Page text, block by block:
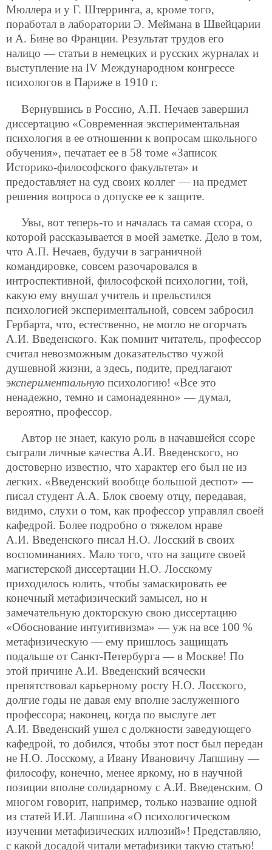
Мюллера и у Г. Штерринга, а, кроме того,
поработал в лаборатории Э. Меймана в Швейцарии
и А. Бине во Франции. Результат трудов его
налицо — статьи в немецких и русских журналах и
выступление на IV Международном конгрессе
психологов в Париже в 1910 г.
Вернувшись в Россию, А.П. Нечаев завершил
диссертацию «Современная экспериментальная
психология в ее отношении к вопросам школьного
обучения», печатает ее в 58 томе «Записок
Историко-философского факультета» и
предоставляет на суд своих коллег — на предмет
решения вопроса о допуске ее к защите.
Увы, вот теперь-то и началась та самая ссора, о
которой рассказывается в моей заметке. Дело в том,
что А.П. Нечаев, будучи в заграничной
командировке, совсем разочаровался в
интроспективной, философской психологии, той,
какую ему внушал учитель и прельстился
психологией экспериментальной, совсем забросил
Гербарта, что, естественно, не могло не огорчать
А.И. Введенского. Как помнит читатель, профессор
считал невозможным доказательство чужой
душевной жизни, а здесь, подите, предлагают
экспериментальную психологию! «Все это
ненадежно, темно и самонадеянно» — думал,
вероятно, профессор.
Автор не знает, какую роль в начавшейся ссоре
сыграли личные качества А.И. Введенского, но
достоверно известно, что характер его был не из
легких. «Введенский вообще большой деспот» —
писал студент А.А. Блок своему отцу, передавая,
видимо, слухи о том, как профессор управлял своей
кафедрой. Более подробно о тяжелом нраве
А.И. Введенского писал Н.О. Лосский в своих
воспоминаниях. Мало того, что на защите своей
магистерской диссертации Н.О. Лосскому
приходилось юлить, чтобы замаскировать ее
конечный метафизический замысел, но и
замечательную докторскую свою диссертацию
«Обоснование интуитивизма» — уж на все 100 %
метафизическую — ему пришлось защищать
подальше от Санкт-Петербурга — в Москве! По
этой причине А.И. Введенский всячески
препятствовал карьерному росту Н.О. Лосского,
долгие годы не давая ему вполне заслуженного
профессора; наконец, когда по выслуге лет
А.И. Введенский ушел с должности заведующего
кафедрой, то добился, чтобы этот пост был передан
не Н.О. Лосскому, а Ивану Ивановичу Лапшину —
философу, конечно, менее яркому, но в научной
позиции вполне солидарному с А.И. Введенским. О
многом говорит, например, только название одной
из статей И.И. Лапшина «О психологическом
изучении метафизических иллюзий»! Представляю,
с какой досадой читали метафизики такую статью!